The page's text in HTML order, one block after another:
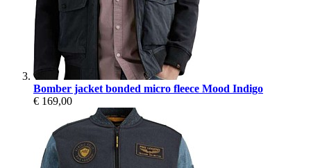
Bomber jacket bonded micro fleece Mood Indigo
€ 169,00